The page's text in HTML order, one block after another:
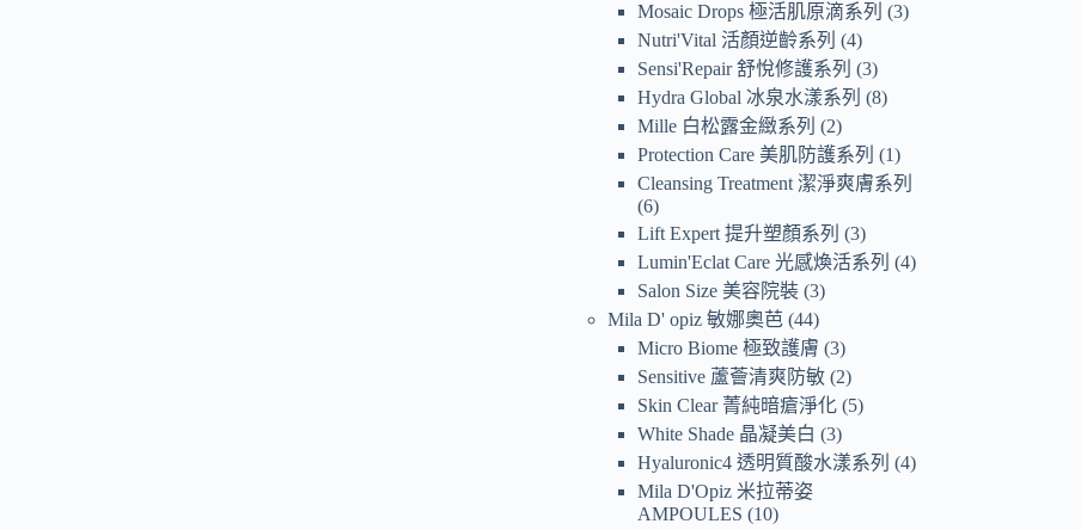
Mosaic Drops 極活肌原滴系列
3
Nutri'Vital 活顏逆齡系列
4
Sensi'Repair 舒悅修護系列
3
Hydra Global 冰泉水漾系列
8
Mille 白松露金緻系列
2
Protection Care 美肌防護系列
1
Cleansing Treatment 潔淨爽膚系列
6
Lift Expert 提升塑顏系列
3
Lumin'Eclat Care 光感煥活系列
4
Salon Size 美容院裝 3
Mila D' opiz 敏娜奧芭 44
Micro Biome 極致護膚 3
Sensitive 蘆薈清爽防敏 2
Skin Clear 菁純暗瘡淨化 5
White Shade 晶凝美白
3
Hyaluronic4 透明質酸水漾系列
4
Mila D'Opiz 米拉蒂姿
AMPOULES
10